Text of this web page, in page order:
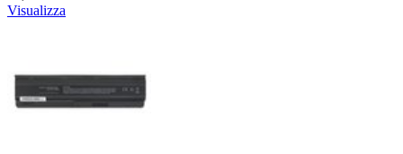
Visualizza